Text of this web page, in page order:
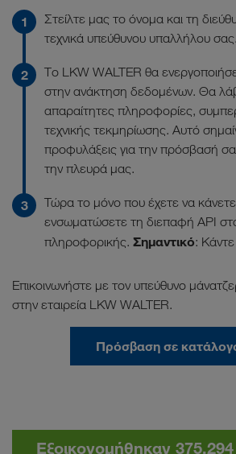
Στείλτε μας το όνομα και τη
τεχνικά υπεύθυνου υπαλλήλου σας.
Το LKW WALTER θα
στην ανάκτηση δεδομένων. Θα
απαραίτητες πληροφορίες,
τεχνικής τεκμηρίωσης. Αυτό
προφυλάξεις για την πρόσβασή
την πλευρά μας.
Τώρα το μόνο που έχετε να κάνετε
ενσωματώσετε τη διεπαφή API
πληροφορικής. Σημαντικό:
Επικοινωνήστε με τον υπεύθυνο
στην εταιρεία LKW WALTER.
Πρόσβαση σε
Εξοικονομήθηκαν 375.294